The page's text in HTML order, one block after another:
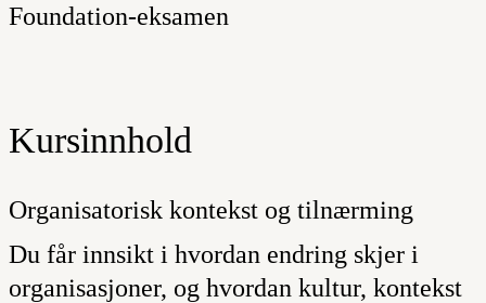
Foundation-eksamen
Kursinnhold
Organisatorisk kontekst og tilnærming
Du får innsikt i hvordan endring skjer i
organisasjoner, og hvordan kultur, kontekst